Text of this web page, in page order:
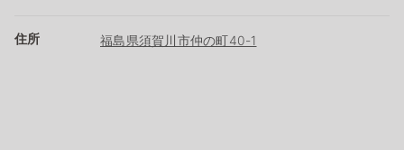
住所 福島県須賀川市仲の町40-1